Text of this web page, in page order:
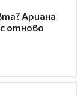
Ариана
отново